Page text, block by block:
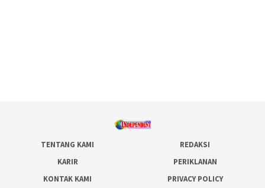
TENTANG KAMI
REDAKSI
KARIR
PERIKLANAN
KONTAK KAMI
PRIVACY POLICY